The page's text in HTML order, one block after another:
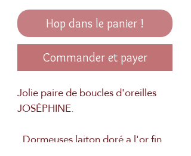
Hop dans le panier !
Commander et payer
Jolie paire de boucles d'oreilles
JOSÉPHINE.
. Dormeuses laiton doré a l'or fin